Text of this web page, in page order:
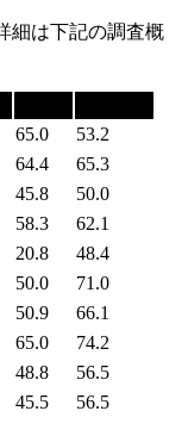
細は下記の調査概
65.0
53.2
64.4
65.3
45.8
50.0
58.3
62.1
20.8
48.4
50.0
71.0
50.9
66.1
65.0
74.2
48.8
56.5
45.5 56.5